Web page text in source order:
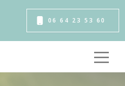
06 64 23 53 60